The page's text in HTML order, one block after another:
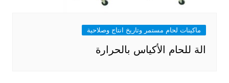
ماكينات لحام مستمر وتاريخ انتاج وصلاحية
الة للحام الأكياس بالحرارة